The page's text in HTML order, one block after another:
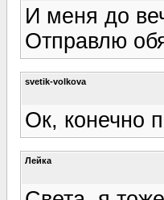
И меня до
Отправлю
svetik-volkova
Ок, конечно
Лейка